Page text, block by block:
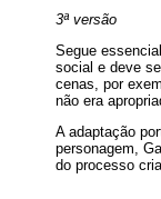
3ª versão
Segue
social e deve
cenas, por
não era
A adaptação
personagem,
do processo